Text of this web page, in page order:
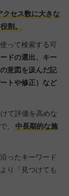
クセス数に大きな
割。
って検索する可
ドの選出、キー
意図を汲んだ記
トや修正）など
て評価を高めな
、
中長期的な施
ったキーワード
り「見つけても